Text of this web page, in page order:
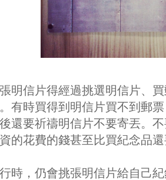
明信片得經過挑選明信片、
有時買得到明信片買不到郵
還要祈禱明信片不要寄丟。
的花費的錢甚至比買紀念品
時，仍會挑張明信片給自己